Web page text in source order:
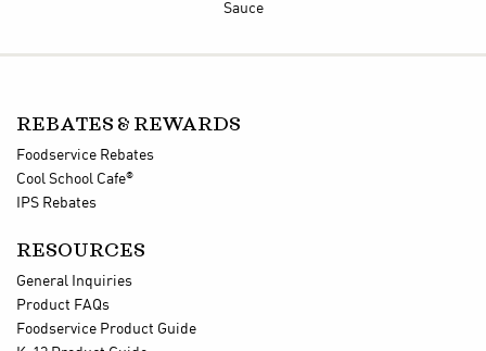
Sauce
REBATES & REWARDS
Foodservice Rebates
Cool School Cafe®
IPS Rebates
RESOURCES
General Inquiries
Product FAQs
Foodservice Product Guide